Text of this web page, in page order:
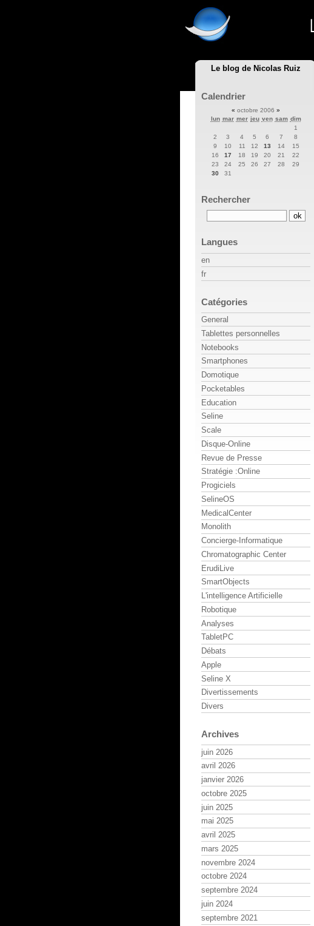
Le blog de Nicolas Ruiz
Calendrier
« octobre 2006 »
lun mar mer jeu ven sam dim
1
2
3 4 5 6 7
8
9
10 11 12 13 14
15
16
17 18 19 20 21
22
23
24 25 26 27 28
29
30
31
Rechercher
Langues
en
fr
Catégories
General
Tablettes personnelles
Notebooks
Smartphones
Domotique
Pocketables
Education
Seline
Scale
Disque-Online
Revue de Presse
Stratégie :Online
Progiciels
SelineOS
MedicalCenter
Monolith
Concierge-Informatique
Chromatographic Center
ErudiLive
SmartObjects
L'intelligence Artificielle
Robotique
Analyses
TabletPC
Débats
Apple
Seline X
Divertissements
Divers
Archives
juin 2026
avril 2026
janvier 2026
octobre 2025
juin 2025
mai 2025
avril 2025
mars 2025
novembre 2024
octobre 2024
septembre 2024
juin 2024
septembre 2021